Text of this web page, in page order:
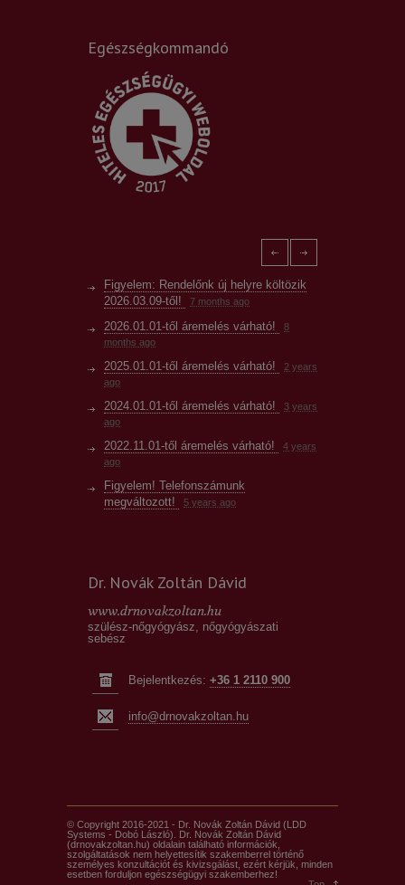
Egészségkommandó
Figyelem: Rendelőnk új helyre költözik
2026.03.09-től!
7 months ago
2026.01.01-től áremelés várható!
8
months ago
2025.01.01-től áremelés várható!
2 years
ago
2024.01.01-től áremelés várható!
3 years
ago
2022.11.01-től áremelés várható!
4 years
ago
Figyelem! Telefonszámunk
megváltozott!
5 years ago
endometriózisom van? 10 years ago
Mélyen infiltráló endometriózis,
bélendometriózis műtétéről 10 years ago
alkalmas 10 years ago
Dr. Novák Zoltán Dávid
www.drnovakzoltan.hu
szülész-nőgyógyász, nőgyógyászati
sebész
Bejelentkezés: +36 1 2110 900
info@drnovakzoltan.hu
© Copyright 2016-2021 - Dr. Novák Zoltán Dávid (LDD
Systems - Dobó László). Dr. Novák Zoltán Dávid
(drnovakzoltan.hu) oldalain található információk,
szolgáltatások nem helyettesítik szakemberrel történő
személyes konzultációt és kivizsgálást, ezért kérjük, minden
esetben forduljon egészségügyi szakemberhez!